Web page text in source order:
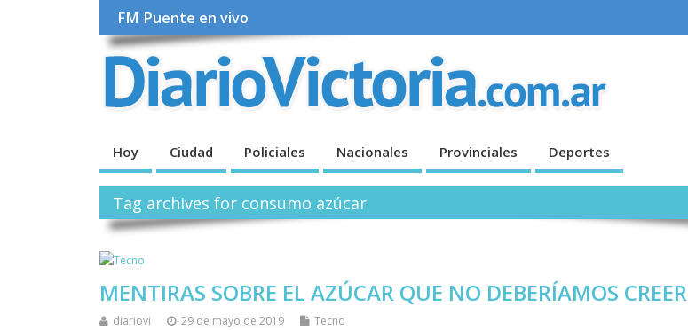
FM Puente en vivo
Hoy Ciudad Policiales Nacionales Provinciales Deportes
Tag archives for consumo azúcar
MENTIRAS SOBRE EL AZÚCAR QUE NO DEBERÍAMOS CREER
diariovi 29 de mayo de 2019 Tecno